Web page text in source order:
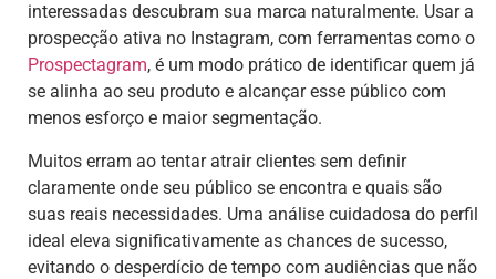
interessadas descubram sua marca naturalmente. Usar a
prospecção ativa no Instagram, com ferramentas como o
Prospectagram, é um modo prático de identificar quem já
se alinha ao seu produto e alcançar esse público com
menos esforço e maior segmentação.
Muitos erram ao tentar atrair clientes sem definir
claramente onde seu público se encontra e quais são
suas reais necessidades. Uma análise cuidadosa do perfil
ideal eleva significativamente as chances de sucesso,
evitando o desperdício de tempo com audiências que não